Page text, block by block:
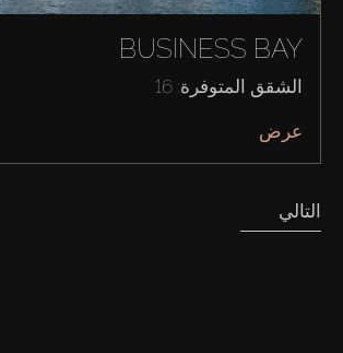
BUSINESS BAY
الشقق المتوفرة: 16
عرض
التالي